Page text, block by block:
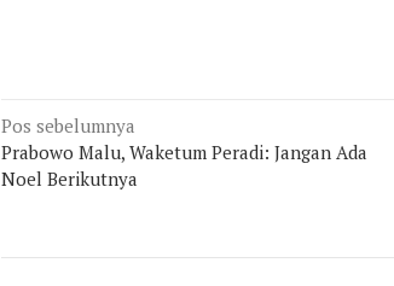
Navigasi
pos
Pos sebelumnya
Prabowo Malu, Waketum Peradi: Jangan Ada
Noel Berikutnya